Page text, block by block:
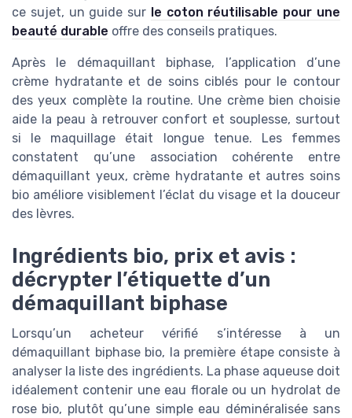
ce sujet, un guide sur le coton réutilisable pour une
beauté durable offre des conseils pratiques.
Après le démaquillant biphase, l’application d’une
crème hydratante et de soins ciblés pour le contour
des yeux complète la routine. Une crème bien choisie
aide la peau à retrouver confort et souplesse, surtout
si le maquillage était longue tenue. Les femmes
constatent qu’une association cohérente entre
démaquillant yeux, crème hydratante et autres soins
bio améliore visiblement l’éclat du visage et la douceur
des lèvres.
Ingrédients bio, prix et avis :
décrypter l’étiquette d’un
démaquillant biphase
Lorsqu’un acheteur vérifié s’intéresse à un
démaquillant biphase bio, la première étape consiste à
analyser la liste des ingrédients. La phase aqueuse doit
idéalement contenir une eau florale ou un hydrolat de
rose bio, plutôt qu’une simple eau déminéralisée sans